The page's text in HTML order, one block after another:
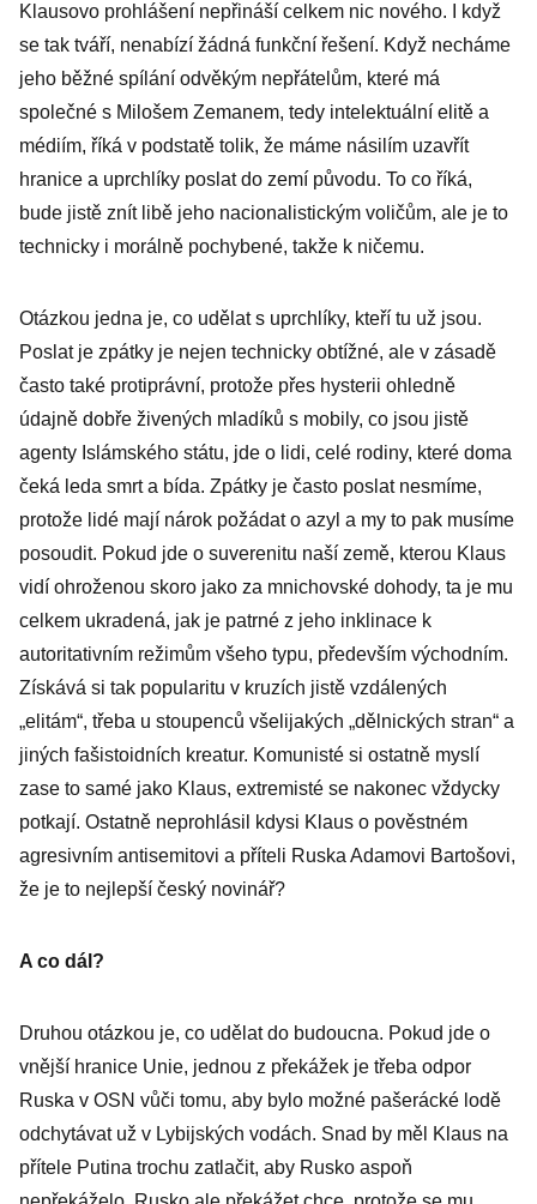
Klausovo prohlášení nepřináší celkem nic nového. I když
se tak tváří, nenabízí žádná funkční řešení. Když necháme
jeho běžné spílání odvěkým nepřátelům, které má
společné s Milošem Zemanem, tedy intelektuální elitě a
médiím, říká v podstatě tolik, že máme násilím uzavřít
hranice a uprchlíky poslat do zemí původu. To co říká,
bude jistě znít libě jeho nacionalistickým voličům, ale je to
technicky i morálně pochybené, takže k ničemu.
Otázkou jedna je, co udělat s uprchlíky, kteří tu už jsou.
Poslat je zpátky je nejen technicky obtížné, ale v zásadě
často také protiprávní, protože přes hysterii ohledně
údajně dobře živených mladíků s mobily, co jsou jistě
agenty Islámského státu, jde o lidi, celé rodiny, které doma
čeká leda smrt a bída. Zpátky je často poslat nesmíme,
protože lidé mají nárok požádat o azyl a my to pak musíme
posoudit. Pokud jde o suverenitu naší země, kterou Klaus
vidí ohroženou skoro jako za mnichovské dohody, ta je mu
celkem ukradená, jak je patrné z jeho inklinace k
autoritativním režimům všeho typu, především východním.
Získává si tak popularitu v kruzích jistě vzdálených
„elitám“, třeba u stoupenců všelijakých „dělnických stran“ a
jiných fašistoidních kreatur. Komunisté si ostatně myslí
zase to samé jako Klaus, extremisté se nakonec vždycky
potkají. Ostatně neprohlásil kdysi Klaus o pověstném
agresivním antisemitovi a příteli Ruska Adamovi Bartošovi,
že je to nejlepší český novinář?
A co dál?
Druhou otázkou je, co udělat do budoucna. Pokud jde o
vnější hranice Unie, jednou z překážek je třeba odpor
Ruska v OSN vůči tomu, aby bylo možné pašerácké lodě
odchytávat už v Lybijských vodách. Snad by měl Klaus na
přítele Putina trochu zatlačit, aby Rusko aspoň